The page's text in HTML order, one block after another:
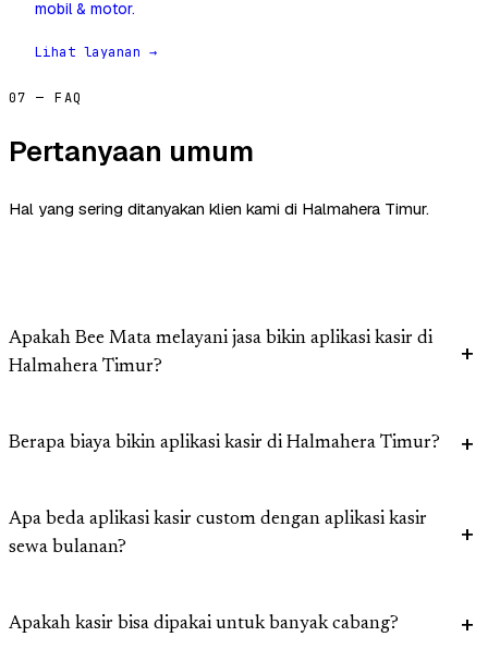
mobil & motor.
Lihat layanan →
07 — FAQ
Pertanyaan umum
Hal yang sering ditanyakan klien kami di Halmahera Timur.
Apakah Bee Mata melayani jasa bikin aplikasi kasir di
Halmahera Timur?
Berapa biaya bikin aplikasi kasir di Halmahera Timur?
Apa beda aplikasi kasir custom dengan aplikasi kasir
sewa bulanan?
Apakah kasir bisa dipakai untuk banyak cabang?